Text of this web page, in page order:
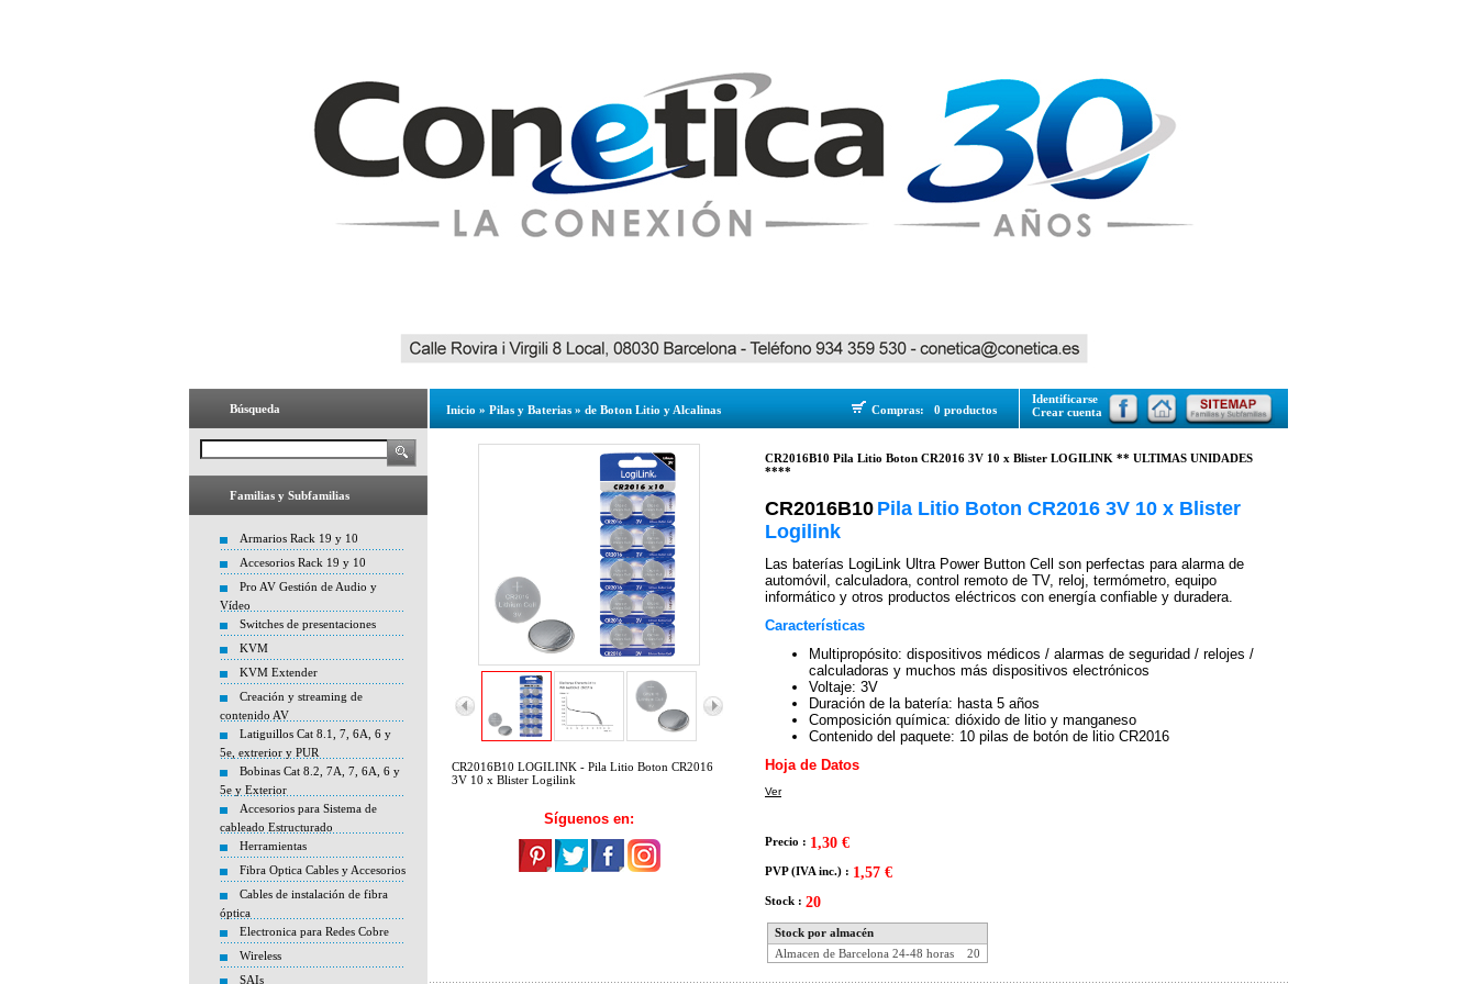
Búsqueda
Familias y Subfamilias
Armarios Rack 19 y 10
Accesorios Rack 19 y 10
Pro AV Gestión de Audio y
Vídeo
Switches de presentaciones
KVM
KVM Extender
Creación y streaming de
contenido AV
Latiguillos Cat 8.1, 7, 6A, 6 y
5e, extrerior y PUR
Bobinas Cat 8.2, 7A, 7, 6A, 6 y
5e y Exterior
Accesorios para Sistema de
cableado Estructurado
Herramientas
Fibra Optica Cables y Accesorios
Cables de instalación de fibra
óptica
Electronica para Redes Cobre
Wireless
SAIs
Inicio » Pilas y Baterias » de Boton Litio y Alcalinas Compras: 0 productos
Identificarse
Crear cuenta
CR2016B10 LOGILINK - Pila Litio Boton CR2016
3V 10 x Blister Logilink
Síguenos en:
CR2016B10 Pila Litio Boton CR2016 3V 10 x Blister LOGILINK ** ULTIMAS UNIDADES
****
CR2016B10 Pila Litio Boton CR2016 3V 10 x Blister
Logilink
Las baterías LogiLink Ultra Power Button Cell son perfectas para alarma de
automóvil, calculadora, control remoto de TV, reloj, termómetro, equipo
informático y otros productos eléctricos con energía confiable y duradera.
Características
Multipropósito: dispositivos médicos / alarmas de seguridad / relojes /
calculadoras y muchos más dispositivos electrónicos
Voltaje: 3V
Duración de la batería: hasta 5 años
Composición química: dióxido de litio y manganeso
Contenido del paquete: 10 pilas de botón de litio CR2016
Hoja de Datos
Ver
Precio : 1,30 €
PVP (IVA inc.) : 1,57 €
Stock : 20
Stock por almacén
Almacen de Barcelona 24-48 horas
20